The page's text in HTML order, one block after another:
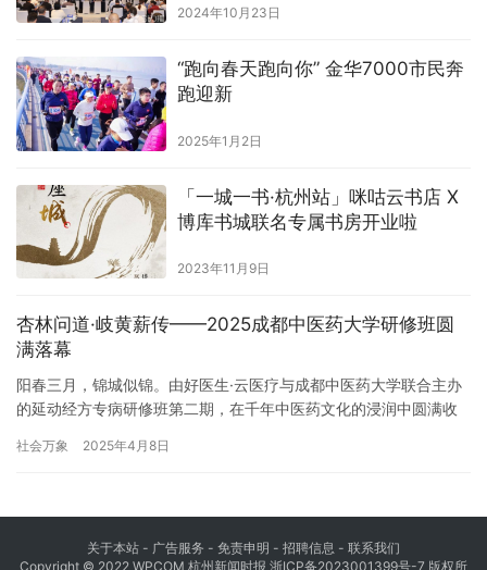
2024年10月23日
“跑向春天跑向你” 金华7000市民奔
跑迎新
2025年1月2日
「一城一书·杭州站」咪咕云书店 X
博库书城联名专属书房开业啦
2023年11月9日
杏林问道·岐黄薪传——2025成都中医药大学研修班圆
满落幕
阳春三月，锦城似锦。由好医生·云医疗与成都中医药大学联合主办
的延动经方专病研修班第二期，在千年中医药文化的浸润中圆满收
生堂诊所院长–孙永强；正定老白诊所院长–白银增为重要嘉宾，以”
社会万象 2025年4月8日
关于本站 - 广告服务 - 免责申明 - 招聘信息 - 联系我们
Copyright © 2022 WPCOM 杭州新闻时报 浙ICP备2023001399号-7 版权所